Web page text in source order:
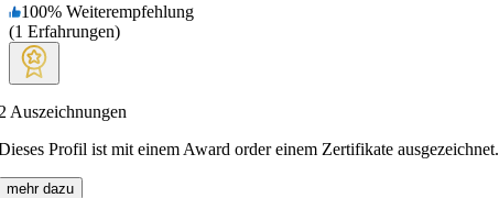
100% Weiterempfehlung
(1 Erfahrungen)
Auszeichnungen
Profil ist mit einem Award order einem Zertifikate ausgezeichnet.
mehr dazu